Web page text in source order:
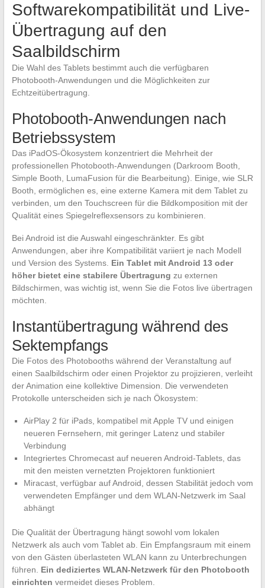
Softwarekompatibilität und Live-
Übertragung auf den
Saalbildschirm
Die Wahl des Tablets bestimmt auch die verfügbaren
Photobooth-Anwendungen und die Möglichkeiten zur
Echtzeitübertragung.
Photobooth-Anwendungen nach
Betriebssystem
Das iPadOS-Ökosystem konzentriert die Mehrheit der
professionellen Photobooth-Anwendungen (Darkroom Booth,
Simple Booth, LumaFusion für die Bearbeitung). Einige, wie SLR
Booth, ermöglichen es, eine externe Kamera mit dem Tablet zu
verbinden, um den Touchscreen für die Bildkomposition mit der
Qualität eines Spiegelreflexsensors zu kombinieren.
Bei Android ist die Auswahl eingeschränkter. Es gibt
Anwendungen, aber ihre Kompatibilität variiert je nach Modell
und Version des Systems. Ein Tablet mit Android 13 oder
höher bietet eine stabilere Übertragung zu externen
Bildschirmen, was wichtig ist, wenn Sie die Fotos live übertragen
möchten.
Instantübertragung während des
Sektempfangs
Die Fotos des Photobooths während der Veranstaltung auf
einen Saalbildschirm oder einen Projektor zu projizieren, verleiht
der Animation eine kollektive Dimension. Die verwendeten
Protokolle unterscheiden sich je nach Ökosystem:
AirPlay 2 für iPads, kompatibel mit Apple TV und einigen
neueren Fernsehern, mit geringer Latenz und stabiler
Verbindung
Integriertes Chromecast auf neueren Android-Tablets, das
mit den meisten vernetzten Projektoren funktioniert
Miracast, verfügbar auf Android, dessen Stabilität jedoch vom
verwendeten Empfänger und dem WLAN-Netzwerk im Saal
abhängt
Die Qualität der Übertragung hängt sowohl vom lokalen
Netzwerk als auch vom Tablet ab. Ein Empfangsraum mit einem
von den Gästen überlasteten WLAN kann zu Unterbrechungen
führen. Ein dediziertes WLAN-Netzwerk für den Photobooth
einrichten vermeidet dieses Problem.